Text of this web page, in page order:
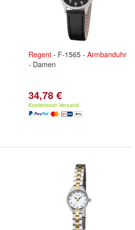
Regent - F-1565 - Armbanduhr
- Damen
34,78 €
Kostenloser Versand